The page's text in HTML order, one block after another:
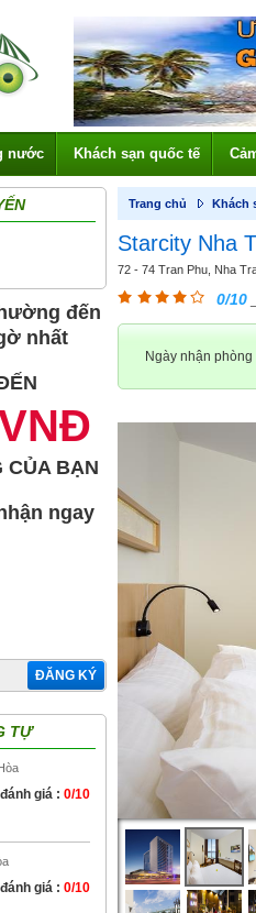
nước Khách sạn quốc tế
đến
nhất
CỦA BẠN
ngay
ĐĂNG KÝ
TỰ
giá : 0/10
giá : 0/10
Trang chủ Khách
Starcity Nha
72 - 74 Tran Phu, Nha
0/10
Ngày nhận phòng